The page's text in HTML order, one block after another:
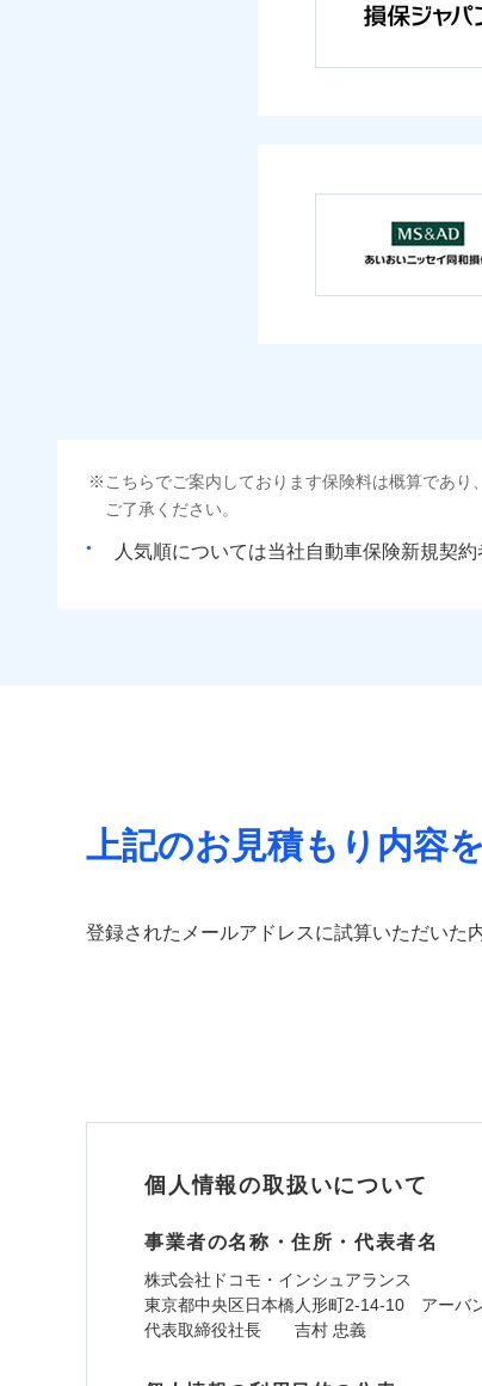
こちらでご案内しております保険料は概算であ
ご了承ください。
人気順については当社 新規契
上記のお見積もり内容
登録されたメールアドレスに試算いただいた
個人情報の取扱いについて
事業者の名称・住所・代表者名
株式会社ドコモ・インシュアランス
東京都中央区日本橋人形町2-14-10 アーバ
代表取締役社長 吉村 忠義